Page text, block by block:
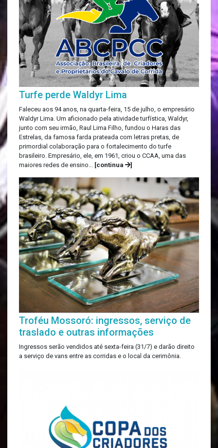
Turfe perde Waldyr Lima
Faleceu aos 94 anos, na quarta-feira, 15 de julho, o empresário
Waldyr Lima. Um aficionado pela atividade turfística, Waldyr,
junto com seu irmão, Raul Lima Filho, fundou o Haras das
Estrelas, da famosa farda prateada com letras pretas, de
primordial colaboração para o fortalecimento do turfe
brasileiro. Empresário, ele, em 1961, criou o CCAA, uma das
maiores redes de ensino...
[continua ]
Troféu Mossoró: ingressos, serviço de
traslado e outras informações
Ingressos serão vendidos até sexta-feira (31/7) e darão direito
a serviço de vans entre as corridas e o local da cerimônia.